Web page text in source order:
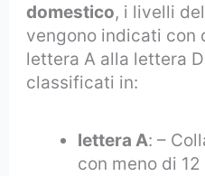
domestico, i livelli
vengono indicati con
lettera A alla lettera
classificati in:
lettera A: –
con meno di